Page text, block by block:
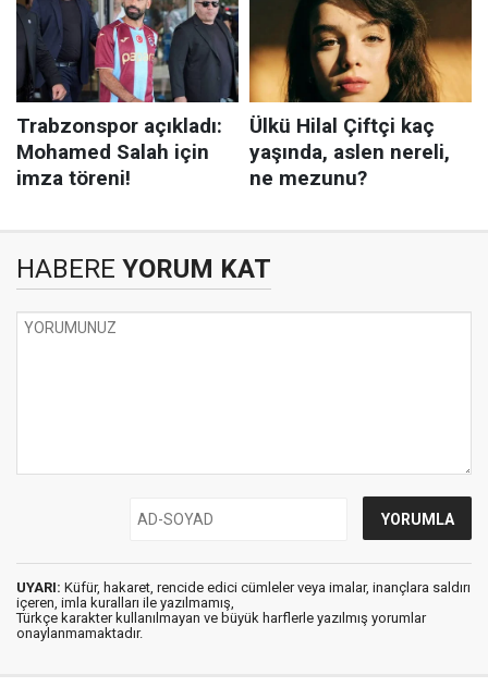
HABERE YORUM KAT
UYARI: Küfür, hakaret, rencide edici cümleler veya imalar, inançlara saldırı
içeren, imla kuralları ile yazılmamış,
Türkçe karakter kullanılmayan ve büyük harflerle yazılmış yorumlar
onaylanmamaktadır.